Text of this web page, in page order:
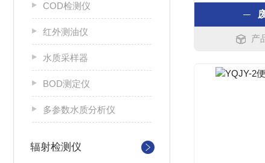
COD检测仪
红外测油仪
水质采样器
BOD测定仪
多参数水质分析仪
辐射检测仪
产